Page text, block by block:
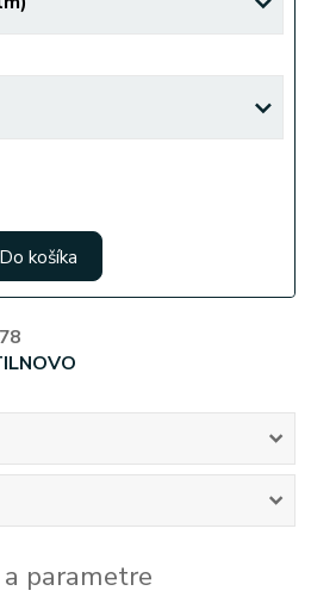
Do košíka
a parametre